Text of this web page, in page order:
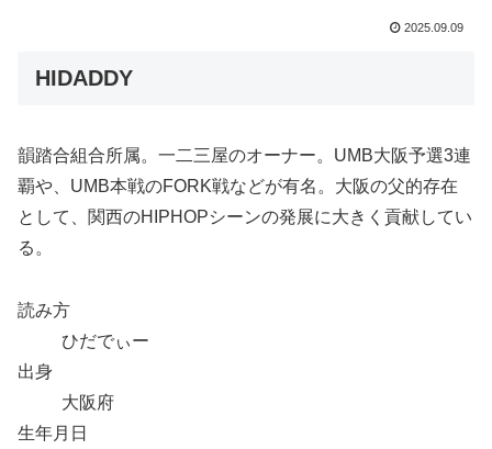
2025.09.09
HIDADDY
韻踏合組合所属。一二三屋のオーナー。UMB大阪予選3連
覇や、UMB本戦のFORK戦などが有名。大阪の父的存在
として、関西のHIPHOPシーンの発展に大きく貢献してい
る。
読み方
ひだでぃー
出身
大阪府
生年月日